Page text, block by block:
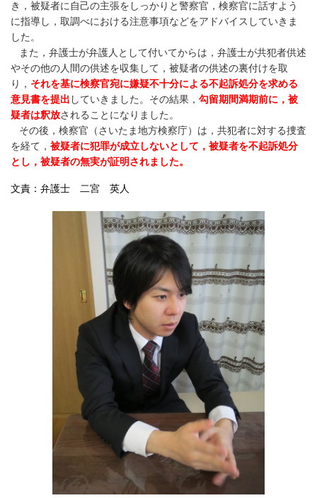
き，被疑者に自己の主張をしっかりと警察官，検察官に話すよう
に指導し，取調べにおける注意事項などをアドバイスしていきま
した。
また，弁護士が弁護人として付いてからは，弁護士が共犯者供述
やその他の人間の供述を収集して，被疑者の供述の裏付けを取
り， それを基に検察官宛に嫌疑不十分による不起訴処分を求める
意見書を提出 していきました。その結果， 勾留期間満期前に，被
疑者は釈放されることになりました。
その後，検察官（さいたま地方検察庁）は，共犯者に対する捜査
を経て， 被疑者に犯罪が成立しないとして，被疑者を不起訴処分
とし，被疑者の無実が証明されました。
文責：弁護士 二宮 英人